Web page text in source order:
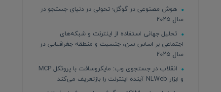
هوش مصنوعی در گوگل؛ تحولی در دنیای جستجو در
سال ۲۰۲۵
تحلیل جهانی استفاده از اینترنت و شبکه‌های
اجتماعی بر اساس سن، جنسیت و منطقه جغرافیایی در
سال ۲۰۲۵
انقلاب در جستجوی وب: مایکروسافت با پروتکل MCP
و ابزار NLWeb آینده اینترنت را بازتعریف می‌کند